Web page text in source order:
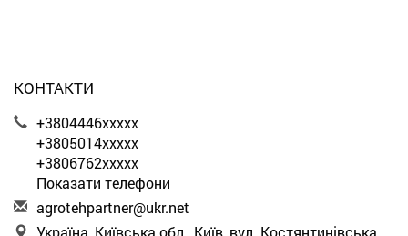
КОНТАКТИ
+3804446xxxxx
+3805014xxxxx
+3806762xxxxx
Показати телефони
agrotehpartner@ukr.net
Україна, Київська обл., Київ, вул. Костянтинівська,